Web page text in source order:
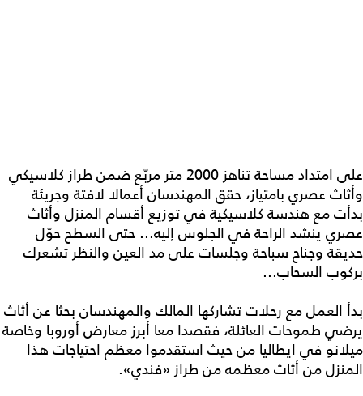
على امتداد مساحة تناهز 2000 متر مربّع ضمن طراز كلاسيكي
وأثاث عصري بامتياز، حقق المهندسان أعمالا لافتة وجريئة
بدأت مع هندسة كلاسيكية في توزيع أقسام المنزل وأثاث
عصري ينشد الراحة في الجلوس إليه... حتى السطح حوّل
حديقة وجناح سباحة وجلسات على مد العين والنظر تشعرك
بركوب السحاب...
بدأ العمل مع رحلات تشاركها المالك والمهندسان بحثا عن أثاث
يرضي طموحات العائلة، فقصدا معا أبرز معارض أوروبا وخاصة
ميلانو في ايطاليا من حيث استقدموا معظم احتياجات هذا
المنزل من أثاث معظمه من طراز «فندي».